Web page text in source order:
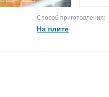
Способ приготовления:
На плите